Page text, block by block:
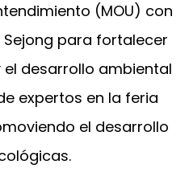
(MOU) con
Sejong para fortalecer
desarrollo ambiental
expertos en la feria
el desarrollo